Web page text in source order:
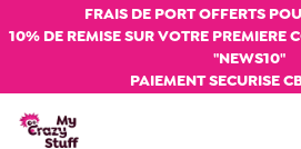
FRAIS DE PORT OFFERTS
10% DE REMISE SUR VOTRE PREMIERE
"NEWS10"
PAIEMENT SECURISE